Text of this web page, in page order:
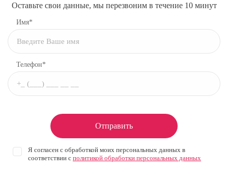
Оставьте свои данные, мы перезвоним в течение 10 минут
Имя*
Телефон*
Отправить
Я согласен с обработкой моих персональных данных в
соответствии с политикой обработки персональных данных